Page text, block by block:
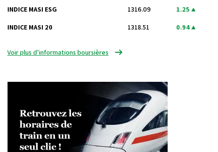
INDICE MASI ESG 1316.09 1.25
INDICE MASI 20 1318.51 0.94
Voir plus d’informations boursières